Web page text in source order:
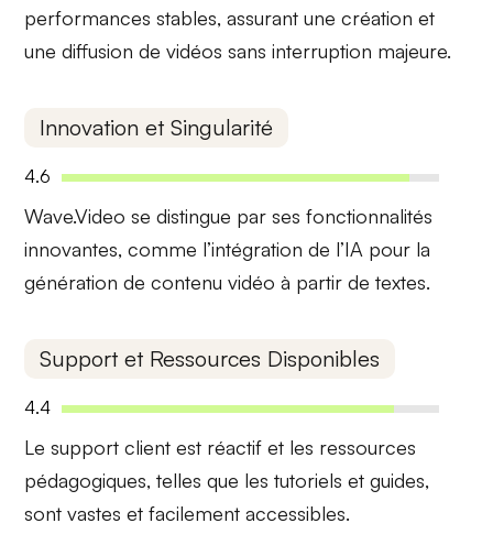
performances stables, assurant une création et
une diffusion de vidéos sans interruption majeure.
Innovation et Singularité
4.6
Wave.Video se distingue par sesfonctionnalités
innovantes, comme l’intégration de l’IA pour la
génération de contenu vidéo à partir de textes.
Support et Ressources Disponibles
4.4
Le support client est réactif et les ressources
pédagogiques, telles que les tutoriels et guides,
sont vastes et facilement accessibles.